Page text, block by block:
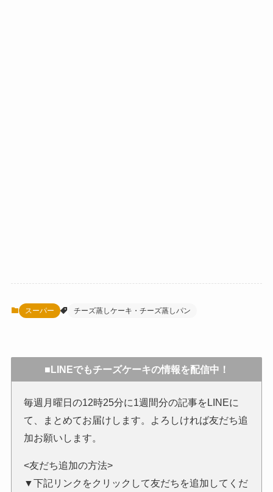
スーパー チーズ蒸しケーキ・チーズ蒸しパン
■LINEでもチーズケーキの情報を配信中！
毎週月曜日の12時25分に1週間分の記事をLINEに
て、まとめてお届けします。よろしければ友だち追
加お願いします。
<友だち追加の方法>
▼下記リンクをクリックして友だちを追加してくだ